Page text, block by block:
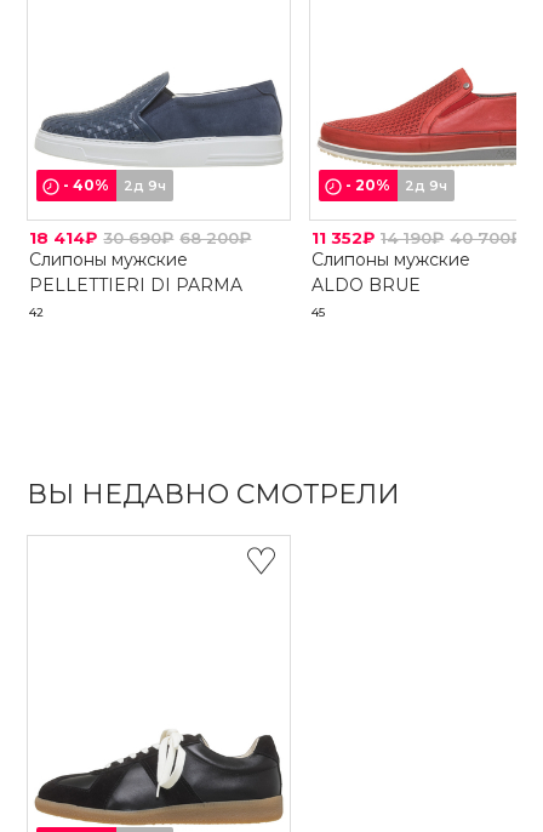
-40% 2д 9ч
18 414₽ 30 690₽ 68 200₽
Слипоны мужские
PELLETTIERI DI PARMA
42
-20% 2д 9ч
11 352₽ 14 190₽ 40 700₽
Слипоны мужские
ALDO BRUE
45
ВЫ НЕДАВНО СМОТРЕЛИ